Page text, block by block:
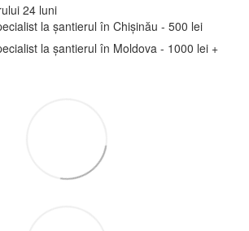
24 luni
la șantierul în Chișinău - 500 lei
la șantierul în Moldova - 1000 lei +